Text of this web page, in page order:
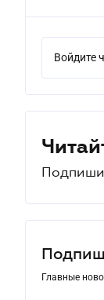
Войдите
Главные